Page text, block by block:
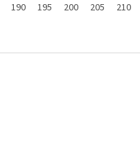
190 195 200 205 210